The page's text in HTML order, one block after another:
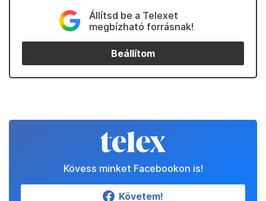
Állítsd be a Telexet
megbízható forrásnak!
Beállítom
Kövess minket Facebookon is!
Követem!